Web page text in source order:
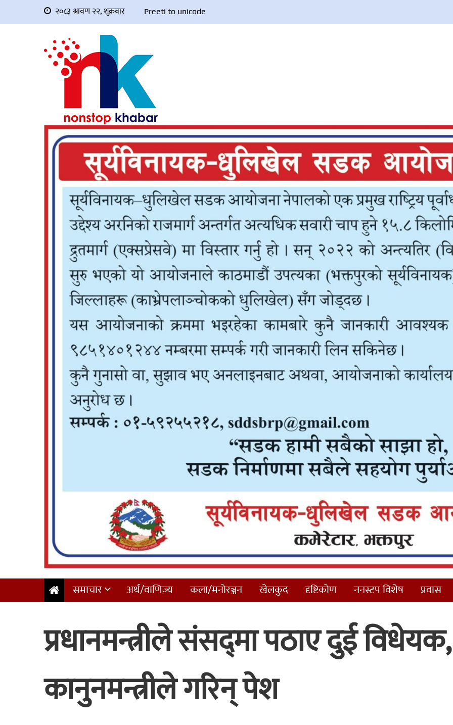
२०८३ श्रावण २२, शुक्रवार Preeti to unicode
समाचार अर्थ/वाणिज्य कला/मनोरञ्जन खेलकुद दृष्टिकोण ननस्टप विशेष प्रवास
प्रधानमन्त्रीले संसद्‌मा पठाए दुई विधेयक,
कानुनमन्त्रीले गरिन् पेश